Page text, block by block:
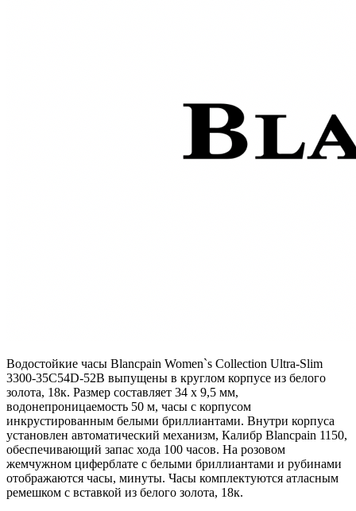
Водостойкие часы Blancpain Women`s Collection Ultra-Slim
3300-35C54D-52B выпущены в круглом корпусе из белого
золота, 18к. Размер составляет 34 х 9,5 мм,
водонепроницаемость 50 м, часы с корпусом
инкрустированным белыми бриллиантами. Внутри корпуса
установлен автоматический механизм, Калибр Blancpain 1150,
обеспечивающий запас хода 100 часов. На розовом
жемчужном циферблате с белыми бриллиантами и рубинами
отображаются часы, минуты. Часы комплектуются атласным
ремешком с вставкой из белого золота, 18к.